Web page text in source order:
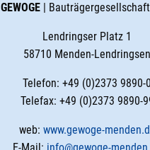
GEWOGE|
Lendringser Platz 1
58710 Menden-Lendringsen
Telefon: +49 (0)2373 9890-0
Telefax: +49 (0)2373 9890-
web: www.gewoge-